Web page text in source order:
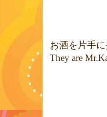
お酒を片手
They are